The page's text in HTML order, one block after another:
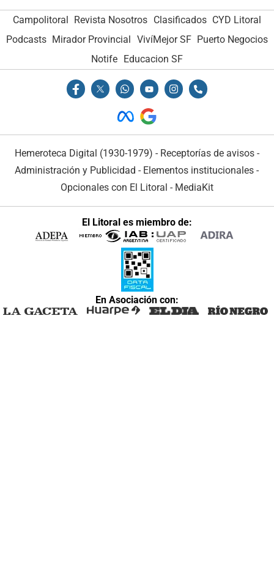
Campolitoral Revista Nosotros Clasificados CYD Litoral
Podcasts Mirador Provincial VivíMejor SF Puerto Negocios
Notife
Educacion SF
Hemeroteca Digital (1930-1979) - Receptorías de avisos -
Administración y Publicidad - Elementos institucionales -
Opcionales con El Litoral - MediaKit
El Litoral es miembro de:
En Asociación con: